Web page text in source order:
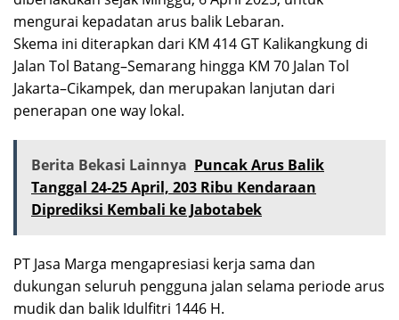
mengurai kepadatan arus balik Lebaran.
Skema ini diterapkan dari KM 414 GT Kalikangkung di
Jalan Tol Batang–Semarang hingga KM 70 Jalan Tol
Jakarta–Cikampek, dan merupakan lanjutan dari
penerapan one way lokal.
Berita Bekasi Lainnya Puncak Arus Balik
Tanggal 24-25 April, 203 Ribu Kendaraan
Diprediksi Kembali ke Jabotabek
PT Jasa Marga mengapresiasi kerja sama dan
dukungan seluruh pengguna jalan selama periode arus
mudik dan balik Idulfitri 1446 H.